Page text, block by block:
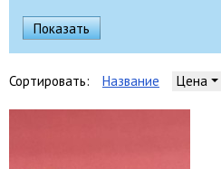
Сортировать: Название Цена